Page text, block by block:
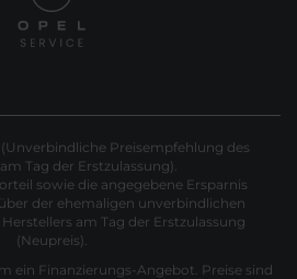
Preisempfehlung des
Tag der Erstzulassung).
sowie die angegebene Ersparnis
der ehemaligen unverbindlichen
am Tag der Erstzulassung
(Neupreis).
ein Finanzierungs-Angebot. Preise sind